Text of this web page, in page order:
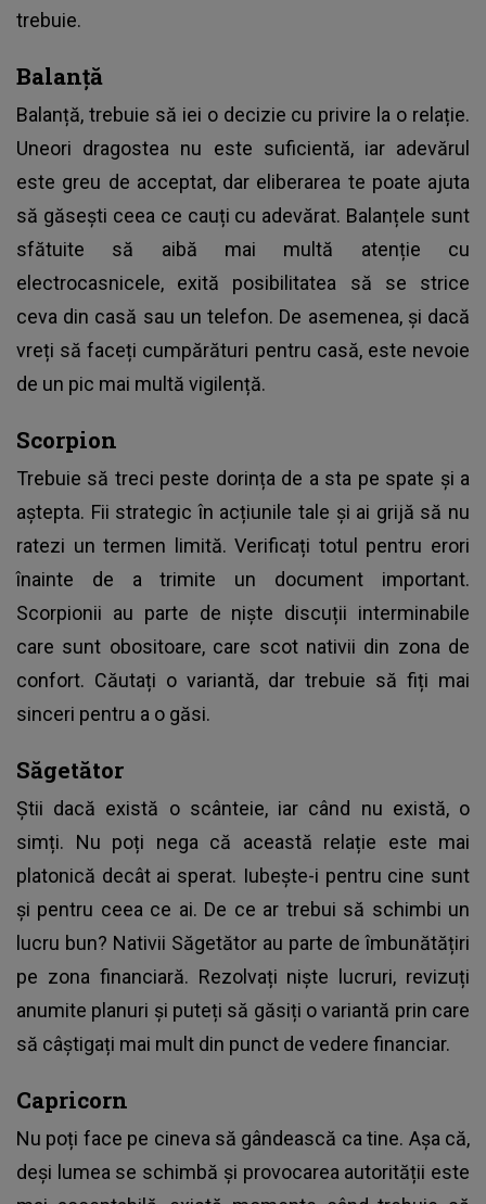
trebuie.
Balanță
Balanță, trebuie să iei o decizie cu privire la o relație.
Uneori dragostea nu este suficientă, iar adevărul
este greu de acceptat, dar eliberarea te poate ajuta
să găsești ceea ce cauți cu adevărat. Balanțele sunt
sfătuite să aibă mai multă atenție cu
electrocasnicele, exită posibilitatea să se strice
ceva din casă sau un telefon. De asemenea, și dacă
vreți să faceți cumpărături pentru casă, este nevoie
de un pic mai multă vigilență.
Scorpion
Trebuie să treci peste dorința de a sta pe spate și a
aștepta. Fii strategic în acțiunile tale și ai grijă să nu
ratezi un termen limită. Verificați totul pentru erori
înainte de a trimite un document important.
Scorpionii au parte de niște discuții interminabile
care sunt obositoare, care scot nativii din zona de
confort. Căutați o variantă, dar trebuie să fiți mai
sinceri pentru a o găsi.
Săgetător
Știi dacă există o scânteie, iar când nu există, o
simți. Nu poți nega că această relație este mai
platonică decât ai sperat. Iubește-i pentru cine sunt
și pentru ceea ce ai. De ce ar trebui să schimbi un
lucru bun? Nativii Săgetător au parte de îmbunătățiri
pe zona financiară. Rezolvați niște lucruri, revizuți
anumite planuri și puteți să găsiți o variantă prin care
să câștigați mai mult din punct de vedere financiar.
Capricorn
Nu poți face pe cineva să gândească ca tine. Așa că,
deși lumea se schimbă și provocarea autorității este